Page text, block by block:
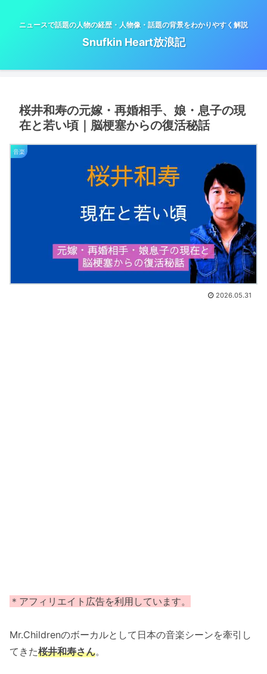
ニュースで話題の人物の経歴・人物像・話題の背景をわかりやすく解説
Snufkin Heart放浪記
桜井和寿の元嫁・再婚相手、娘・息子の現
在と若い頃｜脳梗塞からの復活秘話
音楽
2026.05.31
＊アフィリエイト広告を利用しています。
Mr.Childrenのボーカルとして日本の音楽シーンを牽引し
てきた桜井和寿さん。